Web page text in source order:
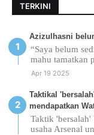
TERKINI
Azizulhasni
“Saya belum
mahu tamatkan
Apr 19 2025
Taktikal
mendapatkan
Taktik 'bersalah'
usaha Arsenal